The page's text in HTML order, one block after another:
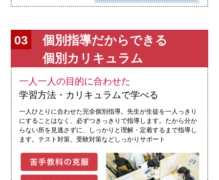
個別指導だからできる
個別カリキュラム
一人一人の目的に合わせた
学習方法・カリキュラムで学べる
一人ひとりに合わせた完全個別指導。先生が生徒を一人っきり
にすることはなく、必ずつきっきりで指導します。たから分か
らない所を見逃さずに、しっかりと理解・定着するまで指導し
ます。テスト対策、受験対策などしっかりサポート